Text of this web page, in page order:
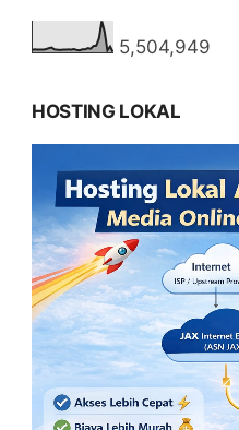
5,504,949
HOSTING LOKAL